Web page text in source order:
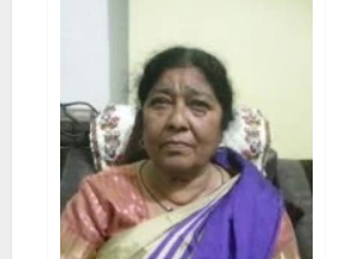
निगम
महापौर
एवं
नगर
पालिका
अध्यक्षों
से
संवाद
किया